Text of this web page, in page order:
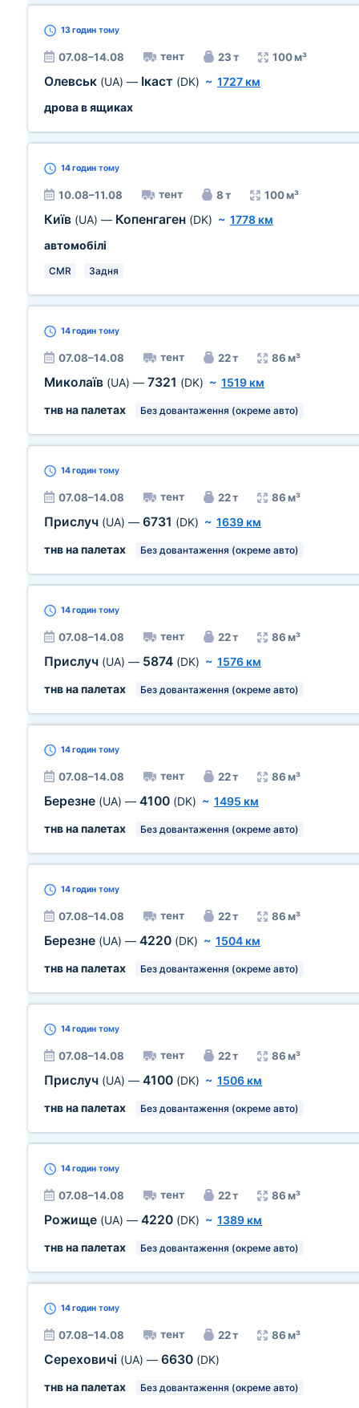
13 годин тому
07.08–14.08 тент 23 т 100 м³
Олевськ (UA) — Ікаст (DK) ~ 1727 км
дрова в ящиках
14 годин тому
10.08–11.08 тент 8 т 100 м³
Київ (UA) — Копенгаген (DK) ~ 1778 км
автомобілі
CMR Задня
14 годин тому
07.08–14.08 тент 22 т 86 м³
Миколаїв (UA) — 7321 (DK) ~ 1519 км
тнв на палетах
Без довантаження (окреме авто)
14 годин тому
07.08–14.08 тент 22 т 86 м³
Прислуч (UA) — 6731 (DK) ~ 1639 км
тнв на палетах
Без довантаження (окреме авто)
14 годин тому
07.08–14.08 тент 22 т 86 м³
Прислуч (UA) — 5874 (DK) ~ 1576 км
тнв на палетах
Без довантаження (окреме авто)
14 годин тому
07.08–14.08 тент 22 т 86 м³
Березне (UA) — 4100 (DK) ~ 1495 км
тнв на палетах
Без довантаження (окреме авто)
14 годин тому
07.08–14.08 тент 22 т 86 м³
Березне (UA) — 4220 (DK) ~ 1504 км
тнв на палетах
Без довантаження (окреме авто)
14 годин тому
07.08–14.08 тент 22 т 86 м³
Прислуч (UA) — 4100 (DK) ~ 1506 км
тнв на палетах
Без довантаження (окреме авто)
14 годин тому
07.08–14.08 тент 22 т 86 м³
Рожище (UA) — 4220 (DK) ~ 1389 км
тнв на палетах
Без довантаження (окреме авто)
14 годин тому
07.08–14.08 тент 22 т 86 м³
Сереховичі (UA) — 6630 (DK)
тнв на палетах
Без довантаження (окреме авто)